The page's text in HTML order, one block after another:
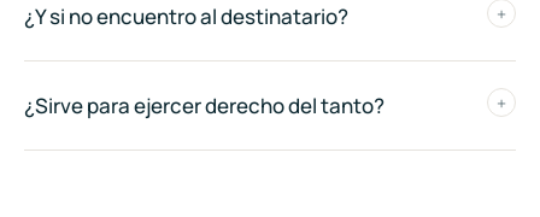
¿Y si no encuentro al destinatario? +
¿Sirve para ejercer derecho del tanto? +